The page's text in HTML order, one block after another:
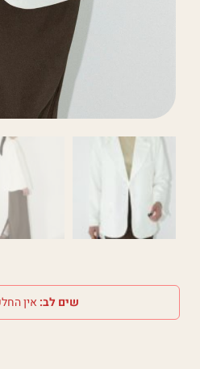
שים לב: אין